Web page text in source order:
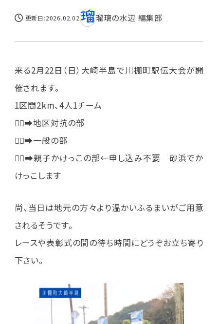
更新日:2026.02.02 瑠璃の水辺 編集部
来る2月22日（日）大崎半島で川棚町駅伝大会が開
催されます。
1区間2km、4人1チーム
🏃‍♂️‍➡️地区対抗の部
🏃‍♂️‍➡️一般の部
🏃‍♂️‍➡️親子かけっこの部←申し込み不要 砂浜でか
けっこします
尚、当日は地元の方々より温かいふるまいがご用意
されるそうです。
レースや表彰式の間の待ち時間にどうぞお立ち寄り
下さい。